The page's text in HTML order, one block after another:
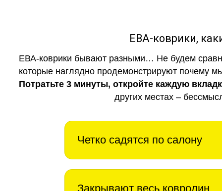
ЕВА-коврики,
ЕВА-коврики бывают разными… Не будем
которые наглядно продемонстрируют почему
Потратьте 3 минуты, откройте каждую
других местах –
Четко садятся по салону
Закрывают весь ковролин